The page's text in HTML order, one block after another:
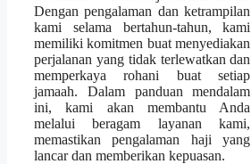
Dengan pengalaman dan ketrampilan
kami selama bertahun-tahun, kami
memiliki komitmen buat menyediakan
perjalanan yang tidak terlewatkan dan
memperkaya rohani buat setiap
jamaah. Dalam panduan mendalam
ini, kami akan membantu Anda
melalui beragam layanan kami,
memastikan pengalaman haji yang
lancar dan memberikan kepuasan.